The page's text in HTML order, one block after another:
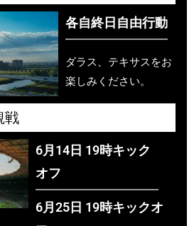
各自終日自由行動
ダラス、テキサスをお
楽しみください。
戦
6月14日 19時キック
オフ
6月25日 19時キックオ